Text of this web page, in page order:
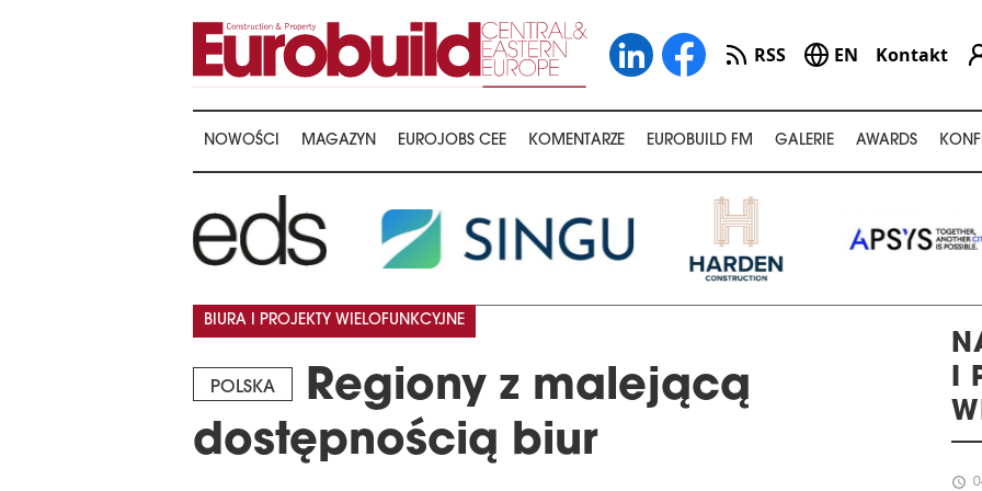
RSS EN Kontakt
NOWOŚCI MAGAZYN EUROJOBS CEE KOMENTARZE EUROBUILD FM GALERIE AWARDS
POLSKA
Regiony z malejącą
dostępnością biur
BIURA I PROJEKTY WIELOFUNKCYJNE
I
schedule